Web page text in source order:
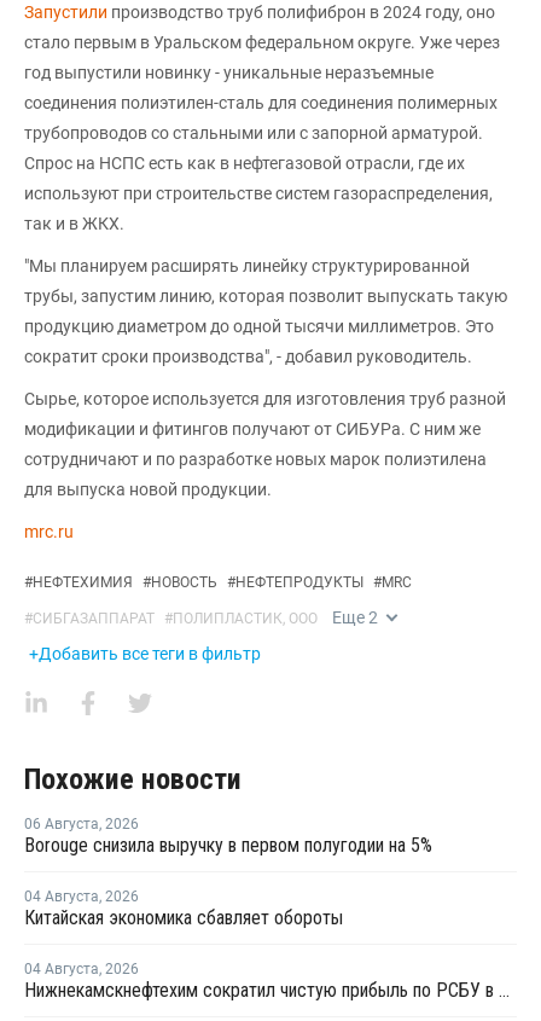
Запустили производство труб полифиброн в 2024 году, оно
стало первым в Уральском федеральном округе. Уже через
год выпустили новинку - уникальные неразъемные
соединения полиэтилен-сталь для соединения полимерных
трубопроводов со стальными или с запорной арматурой.
Спрос на НСПС есть как в нефтегазовой отрасли, где их
используют при строительстве систем газораспределения,
так и в ЖКХ.
"Мы планируем расширять линейку структурированной
трубы, запустим линию, которая позволит выпускать такую
продукцию диаметром до одной тысячи миллиметров. Это
сократит сроки производства", - добавил руководитель.
Сырье, которое используется для изготовления труб разной
модификации и фитингов получают от СИБУРа. С ним же
сотрудничают и по разработке новых марок полиэтилена
для выпуска новой продукции.
mrc.ru
#НЕФТЕХИМИЯ #НОВОСТЬ #НЕФТЕПРОДУКТЫ #MRC
#СИБГАЗАППАРАТ #ПОЛИПЛАСТИК, ООО Еще2
+Добавить все теги в фильтр
Похожие новости
06 Августа, 2026
Borouge снизила выручку в первом полугодии на 5%
04 Августа, 2026
Китайская экономика сбавляет обороты
04 Августа, 2026
Нижнекамскнефтехим сократил чистую прибыль по РСБУ в 15 раз в первом полугодии